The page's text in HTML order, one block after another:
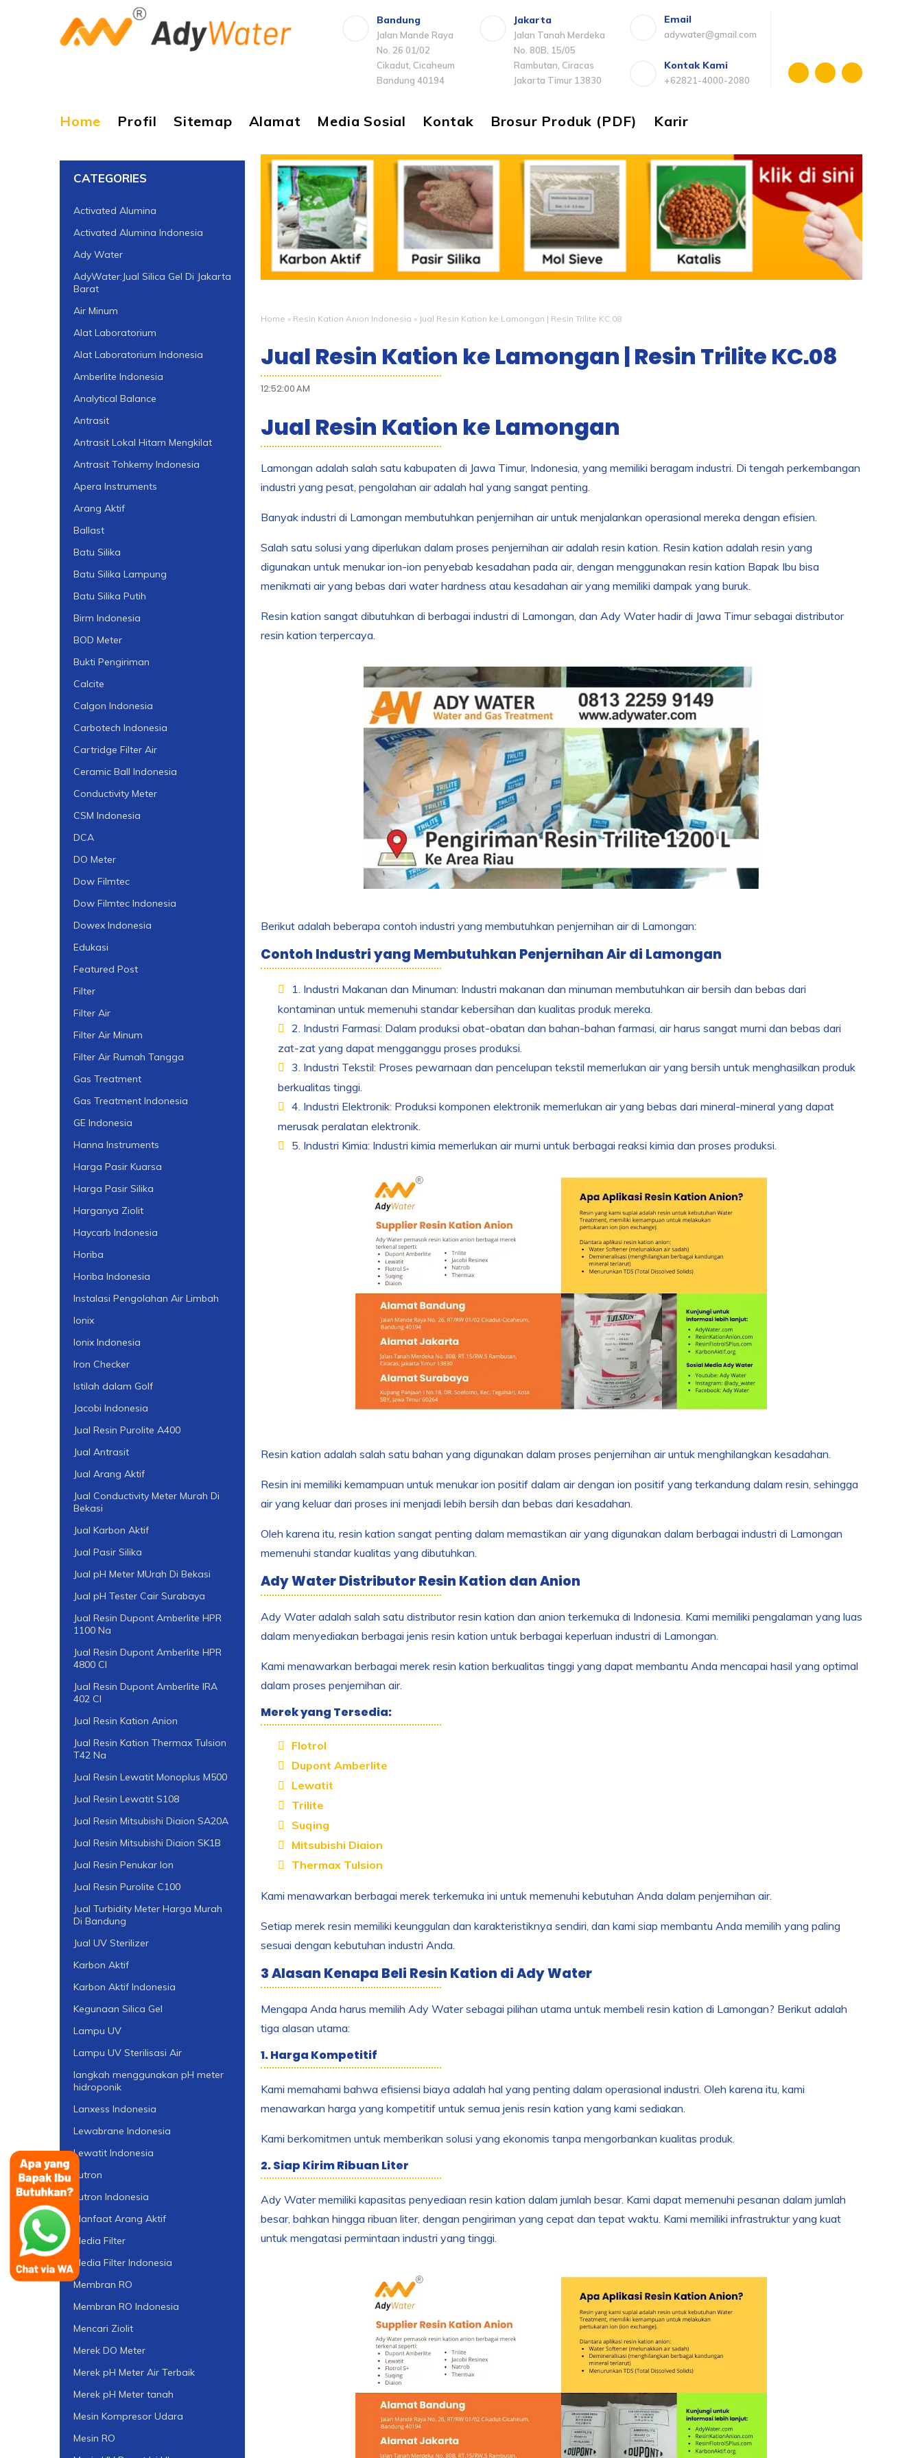
Bandung
Jalan Mande Raya
No. 26 01/02
Cikadut, Cicaheum
Bandung 40194
Jakarta
Jalan Tanah Merdeka
No. 80B, 15/05
Rambutan, Ciracas
Jakarta Timur 13830
Email
adywater@gmail.com
Kontak Kami
+62821-4000-2080
Home Profil Sitemap Alamat Media Sosial Kontak Brosur Produk (PDF) Karir
Home » Resin Kation Anion Indonesia » Jual Resin Kation ke Lamongan | Resin Trilite KC.08
Jual Resin Kation ke Lamongan | Resin Trilite KC.08
12:52:00 AM
Jual Resin Kation ke Lamongan
Lamongan adalah salah satu kabupaten di Jawa Timur, Indonesia, yang memiliki beragam industri. Di tengah perkembangan
industri yang pesat, pengolahan air adalah hal yang sangat penting.
Banyak industri di Lamongan membutuhkan penjernihan air untuk menjalankan operasional mereka dengan efisien.
Salah satu solusi yang diperlukan dalam proses penjernihan air adalah resin kation. Resin kation adalah resin yang
digunakan untuk menukar ion-ion penyebab kesadahan pada air, dengan menggunakan resin kation Bapak Ibu bisa
menikmati air yang bebas dari water hardness atau kesadahan air yang memiliki dampak yang buruk.
Resin kation sangat dibutuhkan di berbagai industri di Lamongan, dan Ady Water hadir di Jawa Timur sebagai distributor
resin kation terpercaya.
Berikut adalah beberapa contoh industri yang membutuhkan penjernihan air di Lamongan:
Contoh Industri yang Membutuhkan Penjernihan Air di Lamongan
1. Industri Makanan dan Minuman: Industri makanan dan minuman membutuhkan air bersih dan bebas dari
kontaminan untuk memenuhi standar kebersihan dan kualitas produk mereka.
2. Industri Farmasi: Dalam produksi obat-obatan dan bahan-bahan farmasi, air harus sangat murni dan bebas dari
zat-zat yang dapat mengganggu proses produksi.
3. Industri Tekstil: Proses pewarnaan dan pencelupan tekstil memerlukan air yang bersih untuk menghasilkan produk
berkualitas tinggi.
4. Industri Elektronik: Produksi komponen elektronik memerlukan air yang bebas dari mineral-mineral yang dapat
merusak peralatan elektronik.
5. Industri Kimia: Industri kimia memerlukan air murni untuk berbagai reaksi kimia dan proses produksi.
Resin kation adalah salah satu bahan yang digunakan dalam proses penjernihan air untuk menghilangkan kesadahan.
Resin ini memiliki kemampuan untuk menukar ion positif dalam air dengan ion positif yang terkandung dalam resin, sehingga
air yang keluar dari proses ini menjadi lebih bersih dan bebas dari kesadahan.
Oleh karena itu, resin kation sangat penting dalam memastikan air yang digunakan dalam berbagai industri di Lamongan
memenuhi standar kualitas yang dibutuhkan.
Ady Water Distributor Resin Kation dan Anion
Ady Water adalah salah satu distributor resin kation dan anion terkemuka di Indonesia. Kami memiliki pengalaman yang luas
dalam menyediakan berbagai jenis resin kation untuk berbagai keperluan industri di Lamongan.
Kami menawarkan berbagai merek resin kation berkualitas tinggi yang dapat membantu Anda mencapai hasil yang optimal
dalam proses penjernihan air.
Merek yang Tersedia:
Flotrol
Dupont Amberlite
Lewatit
Trilite
Suqing
Mitsubishi Diaion
Thermax Tulsion
Kami menawarkan berbagai merek terkemuka ini untuk memenuhi kebutuhan Anda dalam penjernihan air.
Setiap merek resin memiliki keunggulan dan karakteristiknya sendiri, dan kami siap membantu Anda memilih yang paling
sesuai dengan kebutuhan industri Anda.
3 Alasan Kenapa Beli Resin Kation di Ady Water
Mengapa Anda harus memilih Ady Water sebagai pilihan utama untuk membeli resin kation di Lamongan? Berikut adalah
tiga alasan utama:
1. Harga Kompetitif
Kami memahami bahwa efisiensi biaya adalah hal yang penting dalam operasional industri. Oleh karena itu, kami
menawarkan harga yang kompetitif untuk semua jenis resin kation yang kami sediakan.
Kami berkomitmen untuk memberikan solusi yang ekonomis tanpa mengorbankan kualitas produk.
2. Siap Kirim Ribuan Liter
Ady Water memiliki kapasitas penyediaan resin kation dalam jumlah besar. Kami dapat memenuhi pesanan dalam jumlah
besar, bahkan hingga ribuan liter, dengan pengiriman yang cepat dan tepat waktu. Kami memiliki infrastruktur yang kuat
untuk mengatasi permintaan industri yang tinggi.
CATEGORIES
Activated Alumina
Activated Alumina Indonesia
Ady Water
AdyWater:Jual Silica Gel Di Jakarta
Barat
Air Minum
Alat Laboratorium
Alat Laboratorium Indonesia
Amberlite Indonesia
Analytical Balance
Antrasit
Antrasit Lokal Hitam Mengkilat
Antrasit Tohkemy Indonesia
Apera Instruments
Arang Aktif
Ballast
Batu Silika
Batu Silika Lampung
Batu Silika Putih
Birm Indonesia
BOD Meter
Bukti Pengiriman
Calcite
Calgon Indonesia
Carbotech Indonesia
Cartridge Filter Air
Ceramic Ball Indonesia
Conductivity Meter
CSM Indonesia
DCA
DO Meter
Dow Filmtec
Dow Filmtec Indonesia
Dowex Indonesia
Edukasi
Featured Post
Filter
Filter Air
Filter Air Minum
Filter Air Rumah Tangga
Gas Treatment
Gas Treatment Indonesia
GE Indonesia
Hanna Instruments
Harga Pasir Kuarsa
Harga Pasir Silika
Harganya Ziolit
Haycarb Indonesia
Horiba
Horiba Indonesia
Instalasi Pengolahan Air Limbah
Ionix
Ionix Indonesia
Iron Checker
Istilah dalam Golf
Jacobi Indonesia
Jual Resin Purolite A400
Jual Antrasit
Jual Arang Aktif
Jual Conductivity Meter Murah Di
Bekasi
Jual Karbon Aktif
Jual Pasir Silika
Jual pH Meter MUrah Di Bekasi
Jual pH Tester Cair Surabaya
Jual Resin Dupont Amberlite HPR
1100 Na
Jual Resin Dupont Amberlite HPR
4800 Cl
Jual Resin Dupont Amberlite IRA
402 Cl
Jual Resin Kation Anion
Jual Resin Kation Thermax Tulsion
T42 Na
Jual Resin Lewatit Monoplus M500
Jual Resin Lewatit S108
Jual Resin Mitsubishi Diaion SA20A
Jual Resin Mitsubishi Diaion SK1B
Jual Resin Penukar Ion
Jual Resin Purolite C100
Jual Turbidity Meter Harga Murah
Di Bandung
Jual UV Sterilizer
Karbon Aktif
Karbon Aktif Indonesia
Kegunaan Silica Gel
Lampu UV
Lampu UV Sterilisasi Air
langkah menggunakan pH meter
hidroponik
Lanxess Indonesia
Lewabrane Indonesia
Lewatit Indonesia
Lutron
Lutron Indonesia
Manfaat Arang Aktif
Media Filter
Media Filter Indonesia
Membran RO
Membran RO Indonesia
Mencari Ziolit
Merek DO Meter
Merek pH Meter Air Terbaik
Merek pH Meter tanah
Mesin Kompresor Udara
Mesin RO